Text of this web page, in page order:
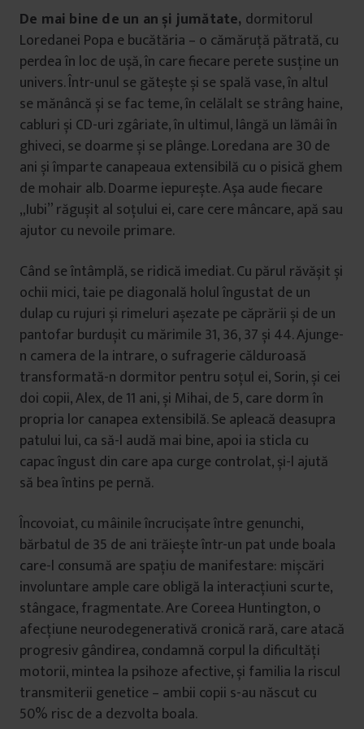
De mai bine de un an și jumătate, dormitorul
Loredanei Popa e bucătăria – o cămăruță pătrată, cu
perdea în loc de ușă, în care fiecare perete susține un
univers. Într-unul se gătește și se spală vase, în altul
se mănâncă și se fac teme, în celălalt se strâng haine,
cabluri și CD-uri zgâriate, în ultimul, lângă un lămâi în
ghiveci, se doarme și se plânge. Loredana are 30 de
ani și împarte canapeaua extensibilă cu o pisică ghem
de mohair alb. Doarme iepurește. Așa aude fiecare
„Iubi” răgușit al soțului ei, care cere mâncare, apă sau
ajutor cu nevoile primare.
Când se întâmplă, se ridică imediat. Cu părul răvășit și
ochii mici, taie pe diagonală holul îngustat de un
dulap cu rujuri și rimeluri așezate pe căprării și de un
pantofar burdușit cu mărimile 31, 36, 37 și 44. Ajunge-
n camera de la intrare, o sufragerie călduroasă
transformată-n dormitor pentru soțul ei, Sorin, și cei
doi copii, Alex, de 11 ani, și Mihai, de 5, care dorm în
propria lor canapea extensibilă. Se apleacă deasupra
patului lui, ca să-l audă mai bine, apoi ia sticla cu
capac îngust din care apa curge controlat, și-l ajută
să bea întins pe pernă.
Încovoiat, cu mâinile încrucișate între genunchi,
bărbatul de 35 de ani trăiește într-un pat unde boala
care-l consumă are spațiu de manifestare: mișcări
involuntare ample care obligă la interacțiuni scurte,
stângace, fragmentate. Are Coreea Huntington, o
afecțiune neurodegenerativă cronică rară, care atacă
progresiv gândirea, condamnă corpul la dificultăți
motorii, mintea la psihoze afective, și familia la riscul
transmiterii genetice – ambii copii s-au născut cu
50% risc de a dezvolta boala.